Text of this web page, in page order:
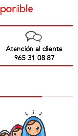
Atención al cliente
965 31 08 87